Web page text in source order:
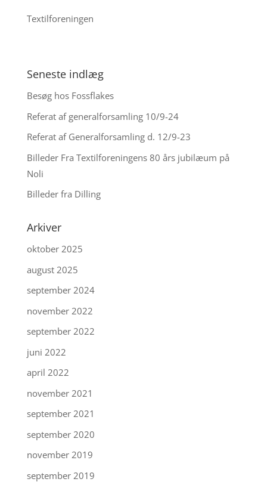
Textilforeningen
Seneste indlæg
Besøg hos Fossflakes
Referat af generalforsamling 10/9-24
Referat af Generalforsamling d. 12/9-23
Billeder Fra Textilforeningens 80 års jubilæum på
Noli
Billeder fra Dilling
Arkiver
oktober 2025
august 2025
september 2024
november 2022
september 2022
juni 2022
april 2022
november 2021
september 2021
september 2020
november 2019
september 2019